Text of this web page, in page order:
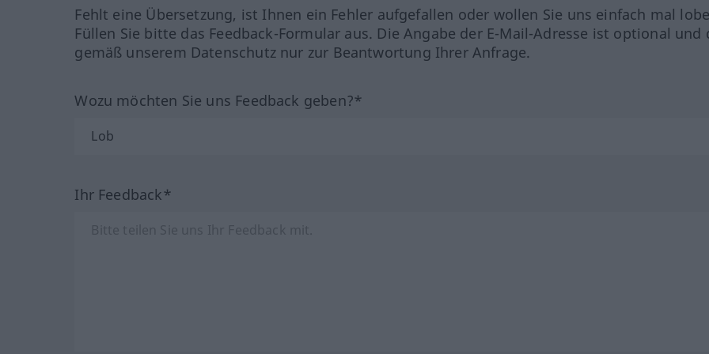
Fehlt eine Übersetzung, ist Ihnen ein Fehler aufgefallen oder wollen Sie uns einfach mal
Füllen Sie bitte das Feedback-Formular aus. Die Angabe der E-Mail-Adresse ist optional und
gemäß unserem Datenschutz nur zur Beantwortung Ihrer Anfrage.
Wozu möchten Sie uns Feedback geben?*
Ihr Feedback*